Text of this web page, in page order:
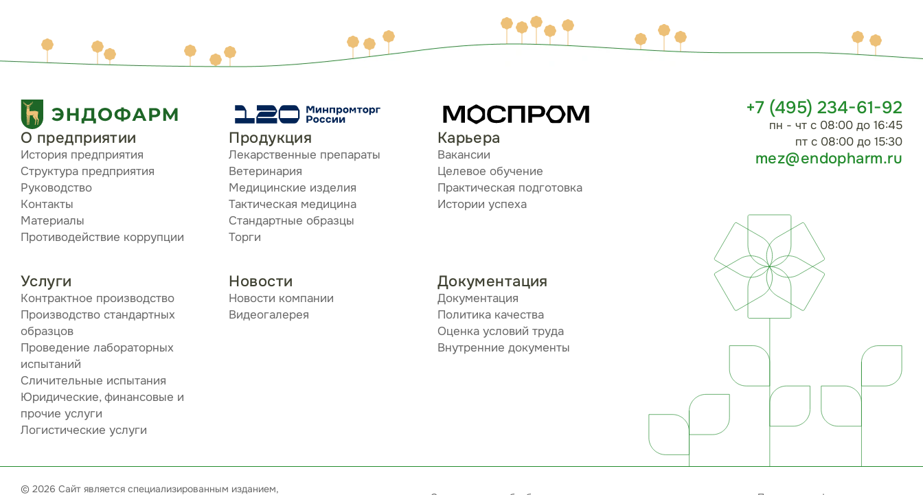
О предприятии
История предприятия
Структура предприятия
Руководство
Контакты
Материалы
Противодействие коррупции
Продукция
Лекарственные препараты
Ветеринария
Медицинские изделия
Тактическая медицина
Стандартные образцы
Торги
Карьера
Вакансии
Целевое обучение
Практическая подготовка
Истории успеха
Услуги
Контрактное производство
Производство стандартных
образцов
Проведение лабораторных
испытаний
Сличительные испытания
Юридические, финансовые и
прочие услуги
Логистические услуги
Новости
Новости компании
Видеогалерея
Документация
Документация
Политика качества
Оценка условий труда
Внутренние документы
+7 (495) 234-61-92
пн - чт с 08:00 до 16:45
пт с 08:00 до 15:30
mez@endopharm.ru
© 2026 Сайт является специализированным изданием,